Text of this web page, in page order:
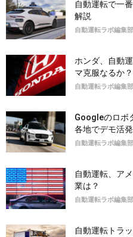
自動運転で一
解説
自動運転ラボ編集部
ホンダ、自動
マ克服なるか？
自動運転ラボ編集部
Googleのロボ
各地でデモ活
自動運転ラボ編集部
自動運転、ア
業は？
自動運転ラボ編集部
自動運転トラ